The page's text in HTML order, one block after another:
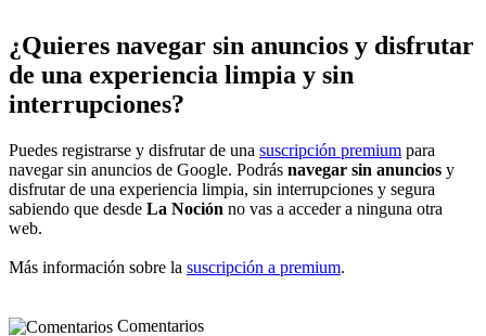
¿Quieres navegar sin anuncios y disfrutar
de una experiencia limpia y sin
interrupciones?
Puedes registrarse y disfrutar de una suscripción premium para
navegar sin anuncios de Google. Podrás navegar sin anuncios y
disfrutar de una experiencia limpia, sin interrupciones y segura
sabiendo que desde La Noción no vas a acceder a ninguna otra
web.
Más información sobre la suscripción a premium.
Comentarios